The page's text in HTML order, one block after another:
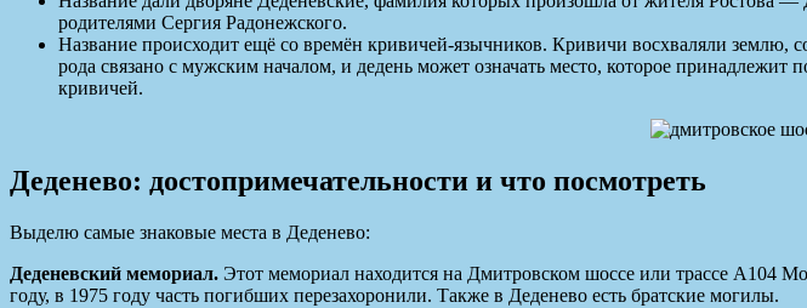
родителями Сергия Радонежского.
Название происходит ещё со времён кривичей-язычников. Кривичи восхваляли
рода связано с мужским началом, и дедень может означать место, которое
кривичей.
Деденево: достопримечательности и что посмотреть
Выделю самые знаковые места в Деденево:
Деденевский мемориал. Этот мемориал находится на Дмитровском шоссе или трассе
году, в 1975 году часть погибших перезахоронили. Также в Деденево есть братские могилы.